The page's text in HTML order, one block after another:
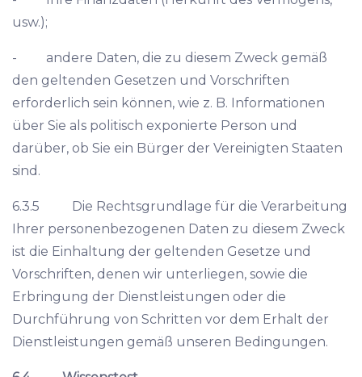
usw.);
- andere Daten, die zu diesem Zweck gemäß
den geltenden Gesetzen und Vorschriften
erforderlich sein können, wie z. B. Informationen
über Sie als politisch exponierte Person und
darüber, ob Sie ein Bürger der Vereinigten Staaten
sind.
6.3.5 Die Rechtsgrundlage für die Verarbeitung
Ihrer personenbezogenen Daten zu diesem Zweck
ist die Einhaltung der geltenden Gesetze und
Vorschriften, denen wir unterliegen, sowie die
Erbringung der Dienstleistungen oder die
Durchführung von Schritten vor dem Erhalt der
Dienstleistungen gemäß unseren Bedingungen.